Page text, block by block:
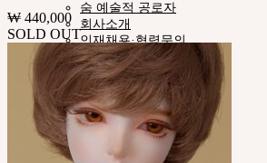
숨 예술적 공로자
회사소개
인재채용·협력문의
고객지원
쇼핑몰이용안내
인형사이즈정보
스킨컬러가이드
사용설명서
정품인증조회
자주묻는질문 (FAQ)
₩ 440,000
SOLD OUT